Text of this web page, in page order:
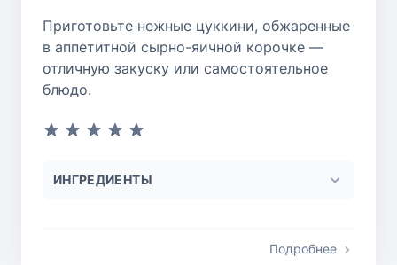
Приготовьте нежные цуккини, обжаренные
в аппетитной сырно-яичной корочке —
отличную закуску или самостоятельное
блюдо.
ИНГРЕДИЕНТЫ
Подробнее